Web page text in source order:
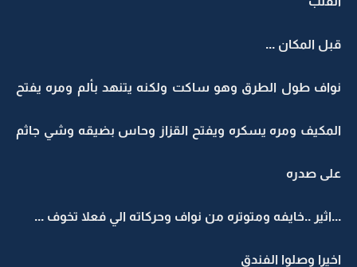
قبل المكان ...
نواف طول الطرق وهو ساكت ولكنه يتنهد بألم ومره يفتح
المكيف ومره يسكره ويفتح القزاز وحاس بضيقه وشي جاثم
على صدره
...اثير ..خايفه ومتوتره من نواف وحركاته الي فعلا تخوف ...
اخيرا وصلوا الفندق